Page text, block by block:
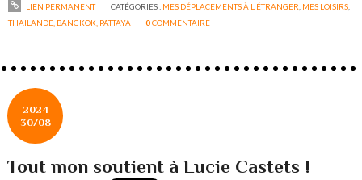
LIEN PERMANENT CATÉGORIES : MES DÉPLACEMENTS À L'ÉTRANGER MES LOISIRS,
THAÏLANDE, BANGKOK, PATTAYA
0COMMENTAIRE
2024
30/08
Tout mon soutient à Lucie Castets !